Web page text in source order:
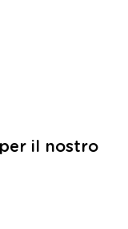
il nostro